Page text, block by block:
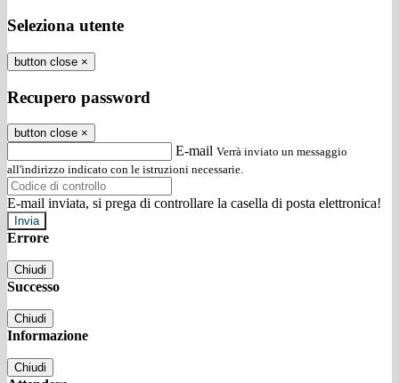
Seleziona utente
button close ×
Recupero password
button close ×
E-mail Verrà inviato un messaggio
all'indirizzo indicato con le istruzioni necessarie.
E-mail inviata, si prega di controllare la casella di posta elettronica!
Errore
Chiudi
Successo
Chiudi
Informazione
Chiudi